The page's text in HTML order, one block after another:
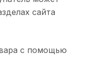
сайта
с помощью